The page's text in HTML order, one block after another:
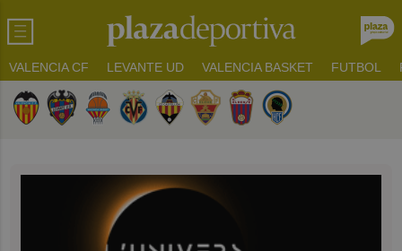
VALENCIA CF LEVANTE UD VALENCIA BASKET FUTBOL